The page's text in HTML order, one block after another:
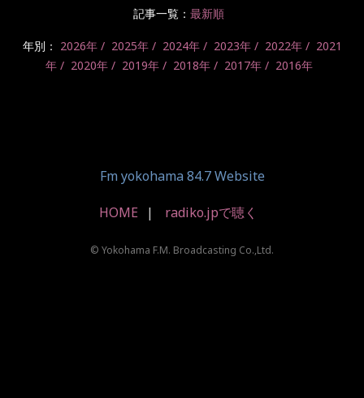
記事一覧： 最新順
年別： 2026年 2025年 2024年 2023年 2022年
2021
年
2020年 2019年 2018年 2017年 2016年
Fm yokohama 84.7 Website
HOME radiko.jpで聴く
© Yokohama F.M. Broadcasting Co.,Ltd.